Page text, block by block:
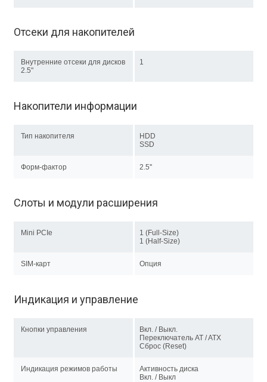
Отсеки для накопителей
Внутренние отсеки для дисков
2.5"
1
Накопители информации
Тип накопителя
HDD
SSD
Форм-фактор 2.5''
Слоты и модули расширения
Mini PCIe
1 (Full-Size)
1 (Half-Size)
SIM-карт Опция
Индикация и управление
Кнопки управления
Вкл. / Выкл.
Переключатель AT / ATX
Сброс (Reset)
Индикация режимов работы
Активность диска
Вкл. / Выкл